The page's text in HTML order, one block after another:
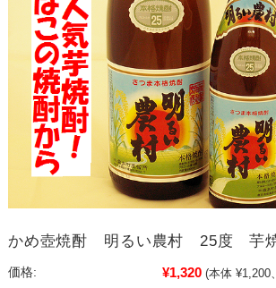
かめ壺焼酎 明るい農村 25度 芋
価格: ¥1,320 (本体 ¥1,200